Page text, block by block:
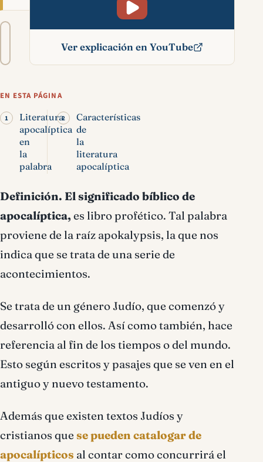
Tamaño
A− A+
Ver explicación en YouTube
EN ESTA PÁGINA
Literatura
apocalíptica
en
la
palabra
Características
de
la
literatura
apocalíptica
Definición. El significado bíblico de
apocalíptica, es libro profético. Tal palabra
proviene de la raíz apokalypsis, la que nos
indica que se trata de una serie de
acontecimientos.
Se trata de un género Judío, que comenzó y
desarrolló con ellos. Así como también, hace
referencia al fin de los tiempos o del mundo.
Esto según escritos y pasajes que se ven en el
antiguo y nuevo testamento.
Además que existen textos Judíos y
cristianos que se pueden catalogar de
apocalípticos al contar como concurrirá el